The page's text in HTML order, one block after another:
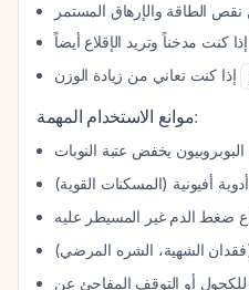
الطاقة والإرهاق المستمر
موانع الاستخدام المهمة:
للكحول أو التوقف المفاجئ عن